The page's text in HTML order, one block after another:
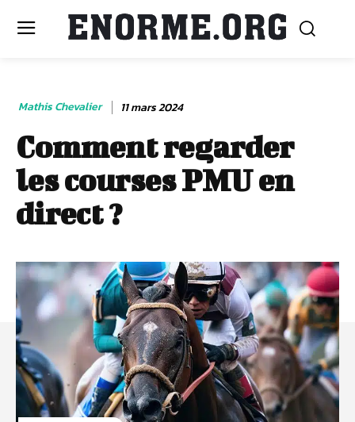
Mathis Chevalier 11 mars 2024
Comment regarder
les courses PMU en
direct ?